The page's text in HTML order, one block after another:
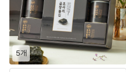
5개